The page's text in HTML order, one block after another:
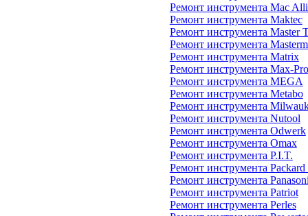
Ремонт инструмента Mac
Ремонт инструмента Maktec
Ремонт инструмента Master
Ремонт инструмента
Ремонт инструмента Matrix
Ремонт инструмента Max-Pro
Ремонт инструмента MEGA
Ремонт инструмента Metabo
Ремонт инструмента
Ремонт инструмента Nutool
Ремонт инструмента Odwerk
Ремонт инструмента Omax
Ремонт инструмента P.I.T.
Ремонт инструмента Packard
Ремонт инструмента
Ремонт инструмента Patriot
Ремонт инструмента Perles